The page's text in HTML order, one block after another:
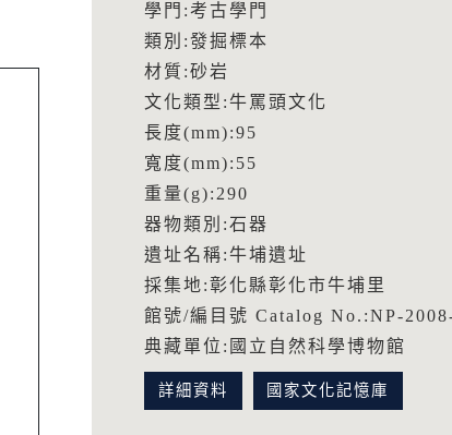
學門:考古學門
類別:發掘標本
材質:砂岩
文化類型:牛罵頭文化
長度(mm):95
寬度(mm):55
重量(g):290
器物類別:石器
遺址名稱:牛埔遺址
採集地:彰化縣彰化市牛埔里
館號/編目號 Catalog No.:NP-
典藏單位:國立自然科學博物館
詳細資料 國家文化記憶庫